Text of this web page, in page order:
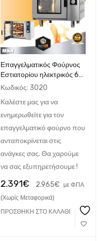
Επαγγελματικός Φούρνος
Εστιατορίου ηλεκτρικός 6
ταψιά 60x40cm
Κωδικός: 3020
Καλέστε μας για να
ενημερωθείτε για τον
επαγγελματικό φούρνο που
ανταποκρίνεται στις
ανάγκες σας. Θα χαρούμε
να σας εξυπηρετήσουμε !
2.391€ 2.965€
με ΦΠΑ
(Χωρίς Μεταφορικά)
ΠΡΟΣΘΉΚΗ ΣΤΟ ΚΑΛΆΘΙ